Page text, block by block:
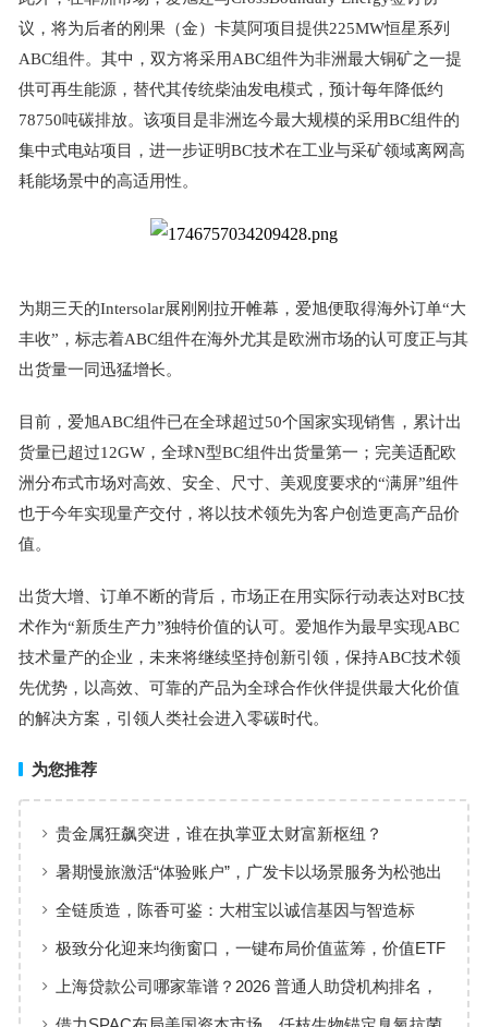
议，将为后者的刚果（金）卡莫阿项目提供225MW恒星系列
ABC组件。其中，双方将采用ABC组件为非洲最大铜矿之一提
供可再生能源，替代其传统柴油发电模式，预计每年降低约
78750吨碳排放。该项目是非洲迄今最大规模的采用BC组件的
集中式电站项目，进一步证明BC技术在工业与采矿领域离网高
耗能场景中的高适用性。
为期三天的Intersolar展刚刚拉开帷幕，爱旭便取得海外订单“大
丰收” ，标志着ABC组件在海外尤其是欧洲市场的认可度正与其
出货量一同迅猛增长。
目前，爱旭ABC组件已在全球超过50个国家实现销售，累计出
货量已超过12GW，全球N型BC组件出货量第一；完美适配欧
洲分布式市场对高效、安全、尺寸、美观度要求的“满屏”组件
也于今年实现量产交付，将以技术领先为客户创造更高产品价
值。
出货大增、订单不断的背后，市场正在用实际行动表达对BC技
术作为“新质生产力”独特价值的认可。爱旭作为最早实现ABC
技术量产的企业，未来将继续坚持创新引领，保持ABC技术领
先优势，以高效、可靠的产品为全球合作伙伴提供最大化价值
的解决方案，引领人类社会进入零碳时代。
为您推荐
贵金属狂飙突进，谁在执掌亚太财富新枢纽？
暑期慢旅激活“体验账户”，广发卡以场景服务为松弛出
行添彩
全链质造，陈香可鉴：大柑宝以诚信基因与智造标
准，定义新会陈皮高质量发展
极致分化迎来均衡窗口，一键布局价值蓝筹，价值ETF
华夏火热开售
上海贷款公司哪家靠谱？2026 普通人助贷机构排名，
工薪族借钱选择指南